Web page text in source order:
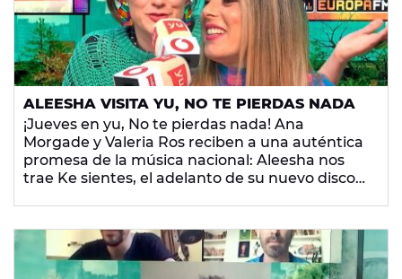
ALEESHA VISITA YU, NO TE PIERDAS NADA
¡Jueves en yu, No te pierdas nada! Ana
Morgade y Valeria Ros reciben a una auténtica
promesa de la música nacional: Aleesha nos
trae Ke sientes, el adelanto de su nuevo disco
Hormigas comentamos las noticias raras que
no pasan el filtro para entrar en las yuNews.
¡Dale, yuser!